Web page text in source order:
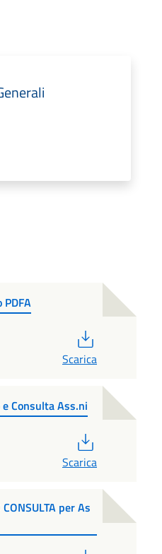
PDFA
Scarica
Consulta Ass.ni
Scarica
per As